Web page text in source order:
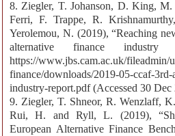
8. Ziegler, T. Johanson, D. King,
Ferri, F. Trappe, R.
Yerolemou, N. (2019), “Reaching
alternative finance
https://www.jbs.cam.ac.uk/fileadmin/
finance/downloads/2019-05-ccaf-
industry-report.pdf (Accessed 30 Dec
9. Ziegler, T. Shneor, R. Wenzlaff,
Rui, H. and Ryll, L. (2019),
European Alternative Finance